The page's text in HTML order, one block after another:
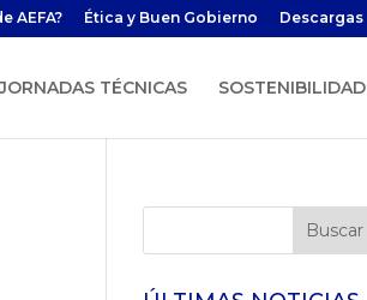
AEFA? Ética y Buen Gobierno Descargas
JORNADAS TÉCNICAS SOSTENIBILIDAD